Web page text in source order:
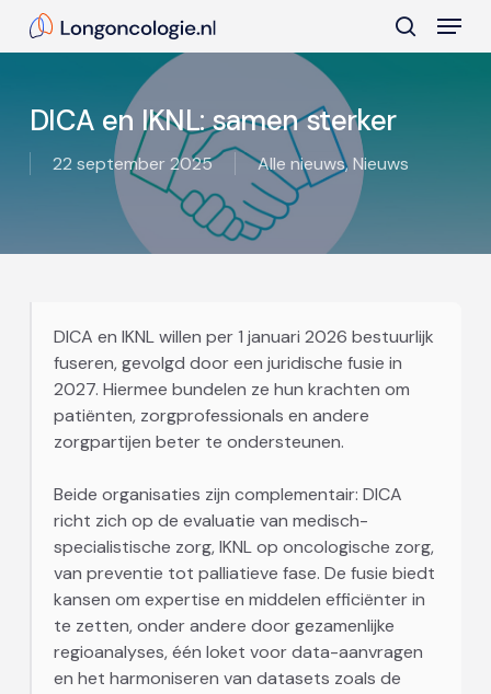
search
Menu
DICA en IKNL: samen sterker
22 september 2025 Alle nieuws,Nieuws
DICA en IKNL willen per 1 januari 2026 bestuurlijk
fuseren, gevolgd door een juridische fusie in
2027. Hiermee bundelen ze hun krachten om
patiënten, zorgprofessionals en andere
zorgpartijen beter te ondersteunen.
Beide organisaties zijn complementair: DICA
richt zich op de evaluatie van medisch-
specialistische zorg, IKNL op oncologische zorg,
van preventie tot palliatieve fase. De fusie biedt
kansen om expertise en middelen efficiënter in
te zetten, onder andere door gezamenlijke
regioanalyses, één loket voor data-aanvragen
en het harmoniseren van datasets zoals de